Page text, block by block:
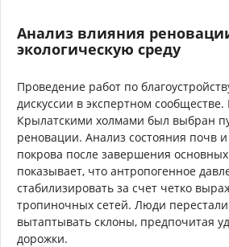
Анализ влияния
экологическую среду
Проведение работ по
дискуссии в экспертном сообществе.
Крылатскими холмами был выбран
реновации. Анализ состояния почв и
покрова после завершения
показывает, что антропогенное
стабилизировать за счет четко
тропиночных сетей. Люди
вытаптывать склоны, предпочитая
дорожки.